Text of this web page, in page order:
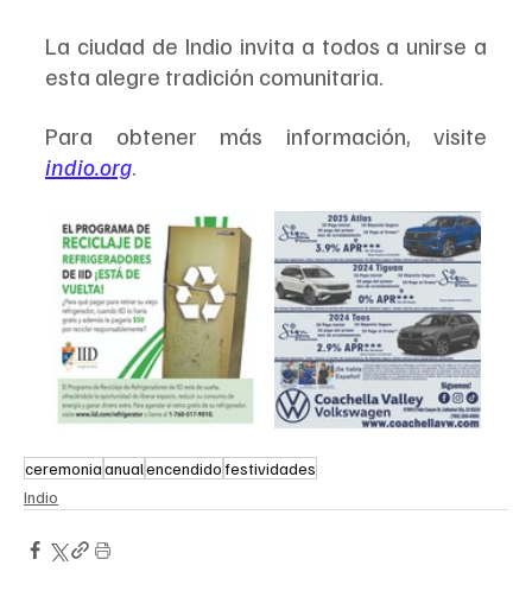
La ciudad de Indio invita a todos a unirse a
esta alegre tradición comunitaria.
indio.org.
ceremoniaanualencendidofestividades
Indio